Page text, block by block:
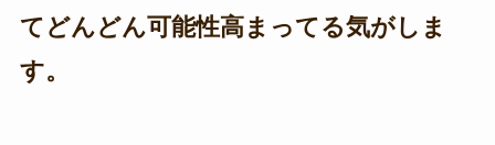
てどんどん可能性高まってる気がしま
す。